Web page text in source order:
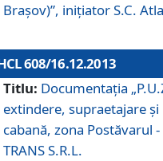
Braşov)”, iniţiator S.C.
608/16.12.2013
Titlu: Documentaţia
extindere, supraetajare
cabană, zona Postăvarul
TRANS S.R.L.